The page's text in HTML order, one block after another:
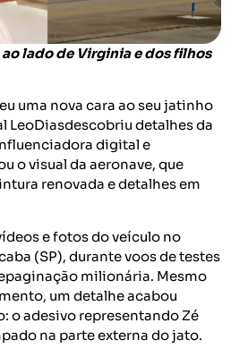
lado de Virginia e dos filhos
uma nova cara ao seu jatinho
LeoDiasdescobriu detalhes da
digital e
o visual da aeronave, que
renovada e detalhes em
e fotos do veículo no
(SP), durante voos de testes
milionária. Mesmo
um detalhe acabou
o adesivo representando Zé
na parte externa do jato.